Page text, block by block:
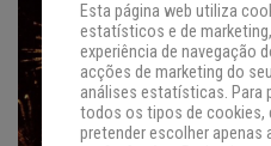
Esta página web utiliza
estatísticos e de
experiência de navegação
acções de marketing do
análises estatísticas. Para
todos os tipos de cookies,
pretender escolher apenas